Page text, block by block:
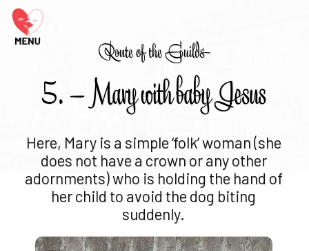
Route of the Guilds
5. – Mary with baby Jesus
Here, Mary is a simple ‘folk’ woman (she
does not have a crown or any other
adornments) who is holding the hand of
her child to avoid the dog biting
suddenly.